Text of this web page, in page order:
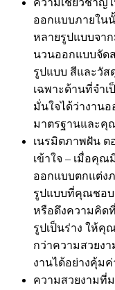
ออกแบบภายใน
หลายรูปแบบจา
นวนออกแบบจัด
รูปแบบ สีและวัส
เฉพาะด้านที่จำ
มั่นใจได้ว่างาน
มาตรฐานและคุ
เนรมิตภาพฝัน ต
เข้าใจ – เมื่อคุ
ออกแบบตกแต่ง
รูปแบบที่คุณชอบ
หรือดึงความคิด
รูปเป็นร่าง ให้คุ
กว่าความสวยง
งานได้อย่างคุ้ม
ความสวยงามที่